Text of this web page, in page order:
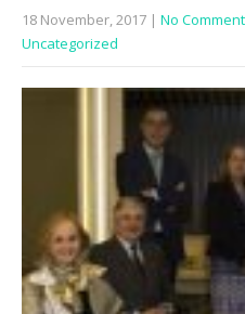
18 November, 2017 | No
Uncategorized